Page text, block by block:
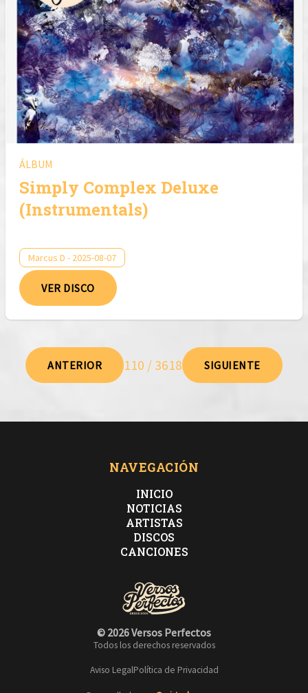
ÁLBUM
Simply Complex Deluxe
(Instrumentals)
Marcus D - 2025-08-07
VER DISCO
ANTERIOR 110 / 3618 SIGUIENTE
NAVEGACIÓN
INICIO
NOTICIAS
ARTISTAS
DISCOS
CANCIONES
© 2026 Versos Perfectos
Todos los derechos reservados
Aviso LegalPolítica de Privacidad